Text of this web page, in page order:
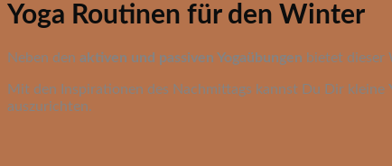
Yoga Routinen für den Winter
Neben den aktiven und passiven Yogaübungen bietet dieser
Mit den Inspirationen des Nachmittags kannst Du Dir kleine
auszurichten.